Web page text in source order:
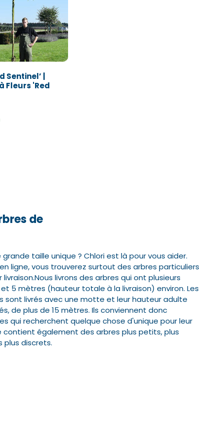
Sentinel’ |
Fleurs 'Red
de
taille unique ? Chlori est là pour vous aider.
ligne, vous trouverez surtout des arbres particuliers
Nous livrons des arbres qui ont plusieurs
5 mètres (hauteur totale à la livraison) environ. Les
sont livrés avec une motte et leur hauteur adulte
de plus de 15 mètres. Ils conviennent donc
qui recherchent quelque chose d'unique pour leur
contient également des arbres plus petits, plus
plus discrets.